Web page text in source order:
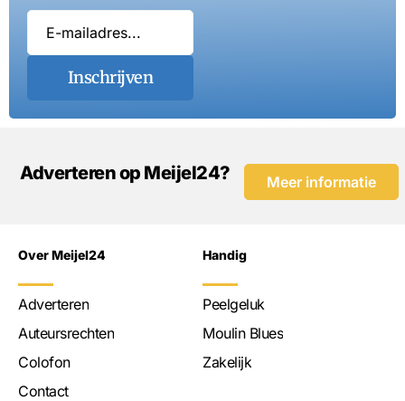
Inschrijven
Adverteren op Meijel24? Meer informatie
Over Meijel24
Adverteren
Auteursrechten
Colofon
Contact
Handig
Peelgeluk
Moulin Blues
Zakelijk